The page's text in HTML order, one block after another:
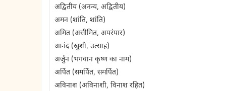
अद्वितीय (अनन्य, अद्वितीय)
अमन (शांति, शांति)
अमित (असीमित, अपरंपार)
आनंद (खुशी, उत्साह)
अर्जुन (भगवान कृष्ण का नाम)
अर्पित (समर्पित, समर्पित)
अविनाश (अविनाशी, विनाश रहित)